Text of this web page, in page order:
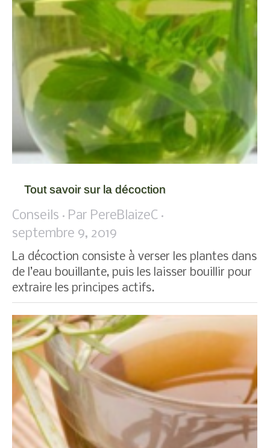
Tout savoir sur la décoction
Conseils Par PereBlaizeC
septembre 9, 2019
La décoction consiste à verser les plantes dans
de l’eau bouillante, puis les laisser bouillir pour
extraire les principes actifs.